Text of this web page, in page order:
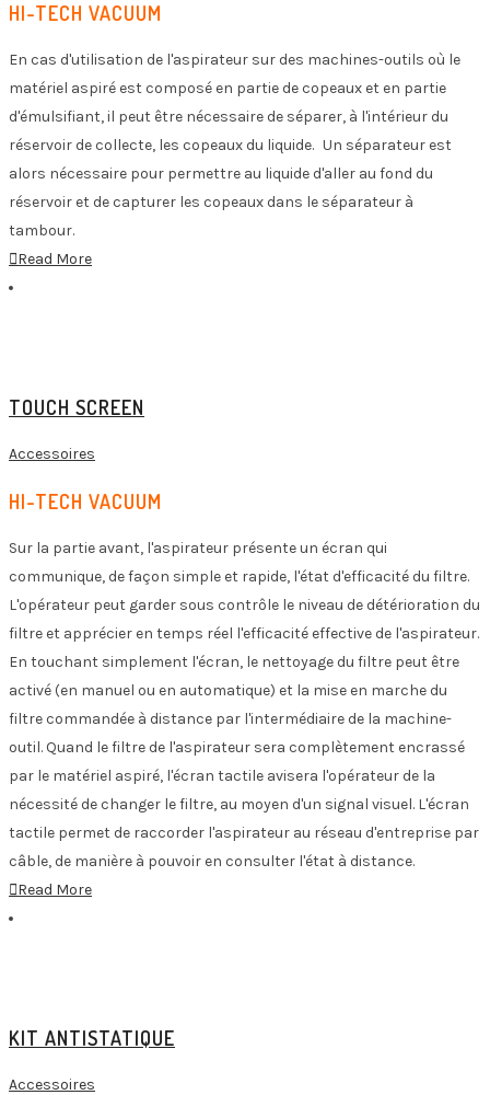
HI-TECH VACUUM
En cas d'utilisation de l'aspirateur sur des machines-outils où le
matériel aspiré est composé en partie de copeaux et en partie
d'émulsifiant, il peut être nécessaire de séparer, à l'intérieur du
réservoir de collecte, les copeaux du liquide. Un séparateur est
alors nécessaire pour permettre au liquide d'aller au fond du
réservoir et de capturer les copeaux dans le séparateur à
tambour.
Read More
TOUCH SCREEN
Accessoires
HI-TECH VACUUM
Sur la partie avant, l'aspirateur présente un écran qui
communique, de façon simple et rapide, l'état d'efficacité du filtre.
L'opérateur peut garder sous contrôle le niveau de détérioration du
filtre et apprécier en temps réel l'efficacité effective de l'aspirateur.
En touchant simplement l'écran, le nettoyage du filtre peut être
activé (en manuel ou en automatique) et la mise en marche du
filtre commandée à distance par l'intermédiaire de la machine-
outil. Quand le filtre de l'aspirateur sera complètement encrassé
par le matériel aspiré, l'écran tactile avisera l'opérateur de la
nécessité de changer le filtre, au moyen d'un signal visuel. L'écran
tactile permet de raccorder l'aspirateur au réseau d'entreprise par
câble, de manière à pouvoir en consulter l'état à distance.
Read More
KIT ANTISTATIQUE
Accessoires